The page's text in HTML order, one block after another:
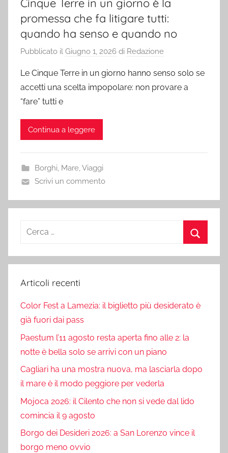
Cinque Terre in un giorno è la
promessa che fa litigare tutti:
quando ha senso e quando no
Pubblicato il Giugno 1, 2026 di Redazione
Le Cinque Terre in un giorno hanno senso solo se
accetti una scelta impopolare: non provare a
“fare” tutti e
Continua a leggere
Borghi, Mare,Viaggi
Scrivi un commento
Ricerca
Articoli recenti
Color Fest a Lamezia: il biglietto più desiderato è
già fuori dai pass
Paestum l’11 agosto resta aperta fino alle 2: la
notte è bella solo se arrivi con un piano
Cagliari ha una mostra nuova, ma lasciarla dopo
il mare è il modo peggiore per vederla
Mojoca 2026: il Cilento che non si vede dal lido
comincia il 9 agosto
Borgo dei Desideri 2026: a San Lorenzo vince il
borgo meno ovvio